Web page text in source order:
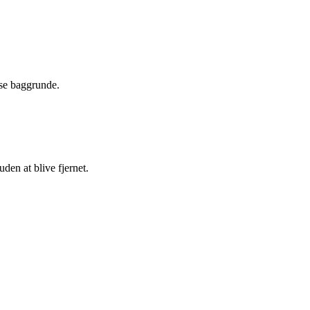
baggrunde.
at blive fjernet.